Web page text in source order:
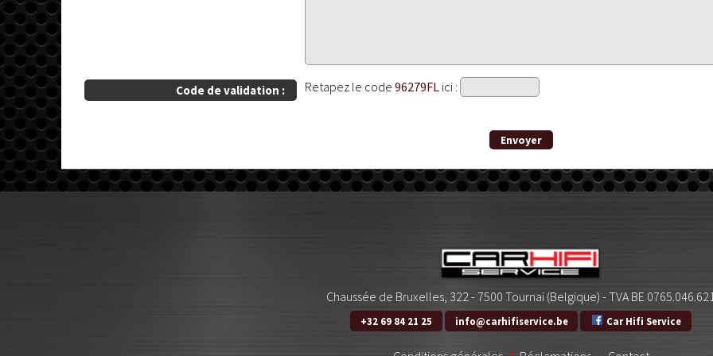
Code de validation : Retapez le code 96279FLici :
Chaussée de Bruxelles, 322 - 7500 Tournai (Belgique) - TVA BE
+32 69 84 21 25 info@carhifiservice.be Car Hifi Service